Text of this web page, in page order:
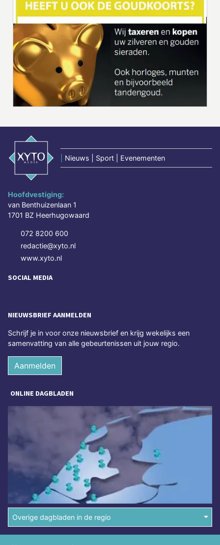
Nieuws | Sport | Evenementen
Hoofdvestiging:
van Benthuizenlaan 1
1701 BZ Heerhugowaard
072 8200 600
redactie@xyto.nl
www.xyto.nl
SOCIAL MEDIA
NIEUWSBRIEF AANMELDEN
Schrijf je in voor onze nieuwsbrief en krijg wekelijks een
samenvatting van alle gebeurtenissen uit jouw regio.
Aanmelden
ONLINE DAGBLADEN
Overige dagbladen in de regio